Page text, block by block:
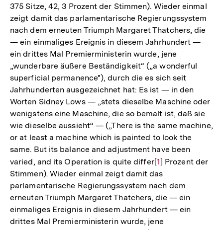
375 Sitze, 42, 3 Prozent der Stimmen). Wieder einmal
zeigt damit das parlamentarische Regierungssystem
nach dem erneuten Triumph Margaret Thatchers, die
— ein einmaliges Ereignis in diesem Jahrhundert —
ein drittes Mal Premierministerin wurde, jene
„wunderbare äußere Beständigkeit“ („a wonderful
superficial permanence"), durch die es sich seit
Jahrhunderten ausgezeichnet hat: Es ist — in den
Worten Sidney Lows — „stets dieselbe Maschine oder
wenigstens eine Maschine, die so bemalt ist, daß sie
wie dieselbe aussieht“ — („There is the same machine,
or at least a machine which is painted to look the
same. But its balance and adjustment have been
varied, and its Operation is quite differZur
Auflösung
der
Fußnote
[1] Prozent der
Stimmen). Wieder einmal zeigt damit das
parlamentarische Regierungssystem nach dem
erneuten Triumph Margaret Thatchers, die — ein
einmaliges Ereignis in diesem Jahrhundert — ein
drittes Mal Premierministerin wurde, jene